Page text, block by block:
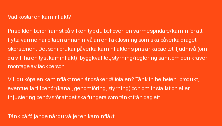
Vad kostar en kaminfläkt?
Prisbilden beror främst på vilken typ du behöver: en värmespridare/kamin för att
flytta värme har ofta en annan nivå än en fläktlösning som ska påverka draget i
skorstenen. Det som brukar påverka kaminfläktens pris är kapacitet, ljudnivå (om
du vill ha en tyst kaminfläkt), byggkvalitet, styrning/reglering samt om den kräver
montage av fackperson.
Vill du köpa en kaminfläkt men är osäker på totalen? Tänk in helheten: produkt,
eventuella tillbehör (kanal, genomföring, styrning) och om installation eller
injustering behövs för att det ska fungera som tänkt från dag ett.
Tänk på följande när du väljer en kaminfläkt: